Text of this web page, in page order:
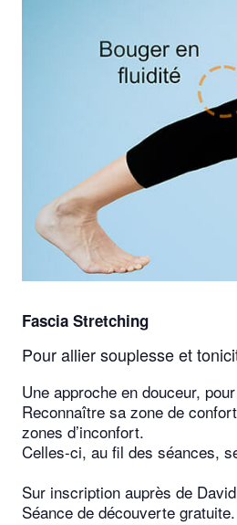
Fascia Stretching
Pour allier souplesse et
Une approche en douceur,
Reconnaître sa zone de
zones d’inconfort.
Celles-ci, au fil des séances,
Sur inscription auprès de
Séance de découverte gratuite.